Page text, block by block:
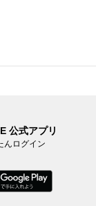
公式アプリ
んログイン